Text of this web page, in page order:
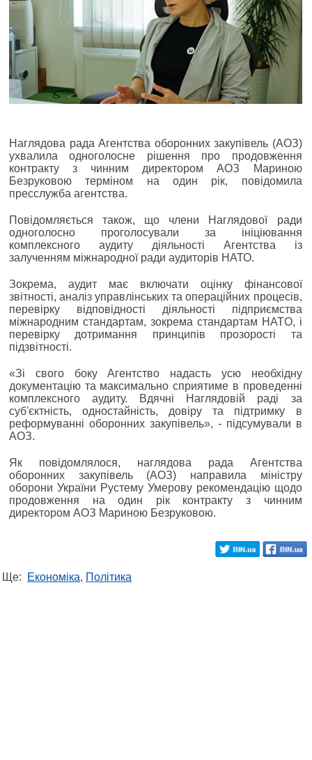
Наглядова рада Агентства оборонних закупівель (АОЗ)
ухвалила одноголосне рішення про продовження
контракту з чинним директором АОЗ Мариною
Безруковою терміном на один рік, повідомила
пресслужба агентства.
Повідомляється також, що члени Наглядової ради
одноголосно проголосували за ініціювання
комплексного аудиту діяльності Агентства із
залученням міжнародної ради аудиторів НАТО.
Зокрема, аудит має включати оцінку фінансової
звітності, аналіз управлінських та операційних процесів,
перевірку відповідності діяльності підприємства
міжнародним стандартам, зокрема стандартам HATO, і
перевірку дотримання принципів прозорості та
підзвітності.
«Зі свого боку Агентство надасть усю необхідну
документацію та максимально сприятиме в проведенні
комплексного аудиту. Вдячні Наглядовій раді за
суб'єктність, одностайність, довіру та підтримку в
реформуванні оборонних закупівель», - підсумували в
АОЗ.
Як повідомлялося, наглядова рада Агентства
оборонних закупівель (АОЗ) направила міністру
оборони України Рустему Умерову рекомендацію щодо
продовження на один рік контракту з чинним
директором АОЗ Мариною Безруковою.
Ще: Економіка, Політика